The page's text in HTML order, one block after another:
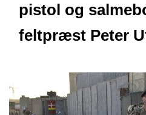
pistol og
feltpræst Peter